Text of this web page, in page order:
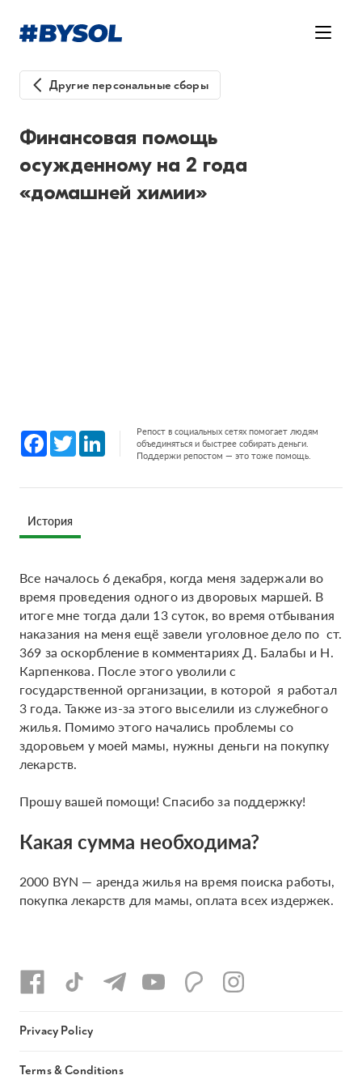
Другие персональные сборы
Финансовая помощь
осужденному на 2 года
«домашней химии»
Facebook
Twitter LinkedInРепост в социальных сетях помогает людям
объединяться и быстрее собирать деньги.
Поддержи репостом — это тоже помощь.
История
Все началось 6 декабря, когда меня задержали во
время проведения одного из дворовых маршей. В
итоге мне тогда дали 13 суток, во время отбывания
наказания на меня ещё завели уголовное дело по ст.
369 за оскорбление в комментариях Д. Балабы и Н.
Карпенкова. После этого уволили с
государственной организации, в которой я работал
3 года. Также из-за этого выселили из служебного
жилья. Помимо этого начались проблемы со
здоровьем у моей мамы, нужны деньги на покупку
лекарств.
Прошу вашей помощи! Спасибо за поддержку!
Какая сумма необходима?
2000 BYN — аренда жилья на время поиска работы,
покупка лекарств для мамы, оплата всех издержек.
Privacy Policy
Terms & Conditions